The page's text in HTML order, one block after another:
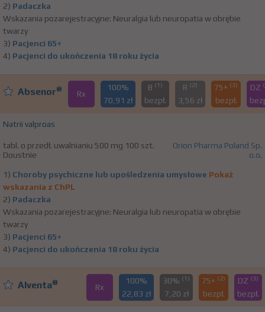
2) Padaczka
Wskazania pozarejestracyjne: Neuralgia lub neuropatia w obrębie
twarzy
3) Pacjenci 65+
4) Pacjenci do ukończenia 18 roku życia
Absenor® Rx
100%
70,91 zł
B (1)
bezpł.
R (2)
3,56 zł
75+ (3)
bezpł.
DZ
Natrii valproas
tabl. o przedł. uwalnianiu 500 mg 100 szt.
Doustnie
Orion Pharma Poland Sp.
o.o.
1) Choroby psychiczne lub upośledzenia umysłowe Pokaż
wskazania z ChPL
2) Padaczka
Wskazania pozarejestracyjne: Neuralgia lub neuropatia w obrębie
twarzy
3) Pacjenci 65+
4) Pacjenci do ukończenia 18 roku życia
Alventa® Rx
100%
22,83 zł
30% (1)
7,20 zł
75+ (2)
bezpł.
DZ (3)
bezpł.